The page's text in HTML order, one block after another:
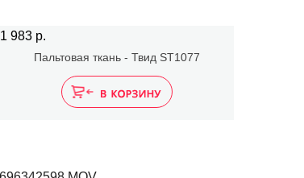
1 983 р.
Пальтовая ткань - Твид ST1077